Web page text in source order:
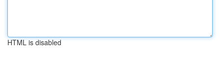
HTML is disabled